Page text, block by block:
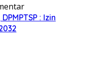
: Izin